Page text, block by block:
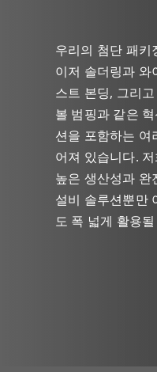
우리의 첨단 패키
이저 솔더링과 와
스트 본딩, 그리
볼 범핑과 같은
션을 포함하는 여
어져 있습니다.
높은 생산성과
설비 솔루션뿐만
도 폭 넓게 활용